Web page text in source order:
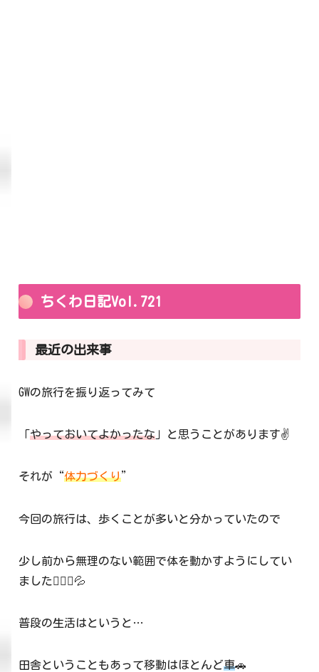
ちくわ日記Vol.721
最近の出来事
GWの旅行を振り返ってみて
「やっておいてよかったな 」と思うことがあります✌
それが“体力づくり”
今回の旅行は、歩くことが多いと分かっていたので
少し前から無理のない範囲で体を動かすようにしてい
ました🏃🏻‍♀️💦
普段の生活はというと…
田舎ということもあって移動はほとんど車🚗